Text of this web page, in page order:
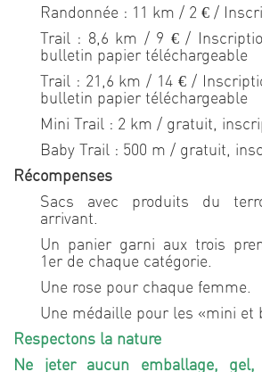
Randonnée : 11 km / 2 € /
Trail : 8,6 km / 9 € /
bulletin papier téléchargeable
Trail : 21,6 km / 14 € /
bulletin papier téléchargeable
Mini Trail : 2 km / gratuit,
Baby Trail : 500 m / gratuit,
Récompenses
Sacs avec produits du
arrivant.
Un panier garni aux trois
1er de chaque catégorie.
Une rose pour chaque femme.
Une médaille pour les «mini et
Respectons la nature
Ne jeter aucun emballage,